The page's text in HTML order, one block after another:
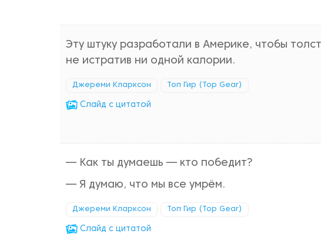
Эту штуку разработали в Америке, чтобы
не истратив ни одной калории.
Джереми Кларксон Топ Гир (Top Gear)
Cлайд с цитатой
— Как ты думаешь — кто победит?
— Я думаю, что мы все умрём.
Джереми Кларксон Топ Гир (Top Gear)
Cлайд с цитатой